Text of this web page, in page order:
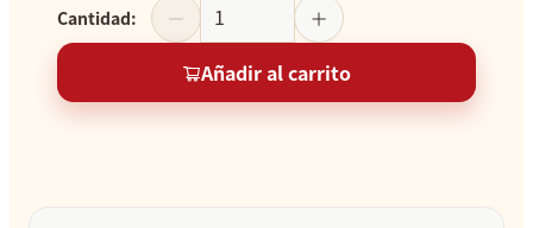
Cantidad:
Añadir al carrito